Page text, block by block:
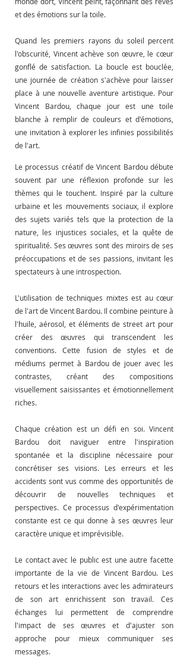
et des émotions sur la toile.
Quand les premiers rayons du soleil percent
l'obscurité, Vincent achève son œuvre, le cœur
gonflé de satisfaction. La boucle est bouclée,
une journée de création s'achève pour laisser
place à une nouvelle aventure artistique. Pour
Vincent Bardou, chaque jour est une toile
blanche à remplir de couleurs et d'émotions,
une invitation à explorer les infinies possibilités
de l'art.
Le processus créatif de Vincent Bardou débute
souvent par une réflexion profonde sur les
thèmes qui le touchent. Inspiré par la culture
urbaine et les mouvements sociaux, il explore
des sujets variés tels que la protection de la
nature, les injustices sociales, et la quête de
spiritualité. Ses œuvres sont des miroirs de ses
préoccupations et de ses passions, invitant les
spectateurs à une introspection.
L'utilisation de techniques mixtes est au cœur
de l'art de Vincent Bardou. Il combine peinture à
l'huile, aérosol, et éléments de street art pour
créer des œuvres qui transcendent les
conventions. Cette fusion de styles et de
médiums permet à Bardou de jouer avec les
contrastes, créant des compositions
visuellement saisissantes et émotionnellement
riches.
Chaque création est un défi en soi. Vincent
Bardou doit naviguer entre l'inspiration
spontanée et la discipline nécessaire pour
concrétiser ses visions. Les erreurs et les
accidents sont vus comme des opportunités de
découvrir de nouvelles techniques et
perspectives. Ce processus d'expérimentation
constante est ce qui donne à ses œuvres leur
caractère unique et imprévisible.
Le contact avec le public est une autre facette
importante de la vie de Vincent Bardou. Les
retours et les interactions avec les admirateurs
de son art enrichissent son travail. Ces
échanges lui permettent de comprendre
l'impact de ses œuvres et d'ajuster son
approche pour mieux communiquer ses
messages.